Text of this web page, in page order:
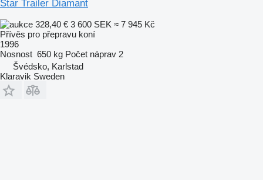
Star Trailer Diamant
328,40 € 3 600 SEK ≈ 7 945 Kč
Přívěs pro přepravu koní
1996
Nosnost 650 kg Počet náprav 2
Švédsko, Karlstad
Klaravik Sweden